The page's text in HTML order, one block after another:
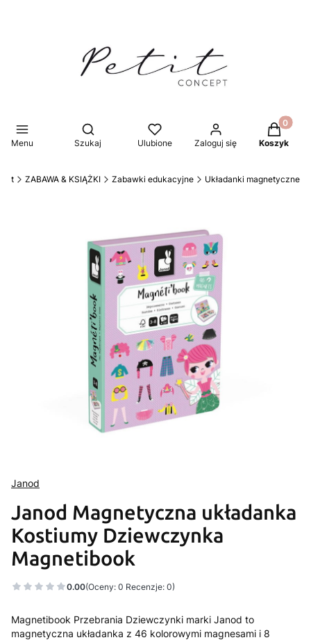
Menu
Otwórz wyszukiwarkę
Szukaj Ulubione Zaloguj się Koszyk
ZABAWA & KSIĄŻKI Zabawki edukacyjne Układanki magnetyczne
Janod
Janod Magnetyczna układanka
Kostiumy Dziewczynka
Magnetibook
0.00(Oceny: 0 Recenzje: 0)
Magnetibook Przebrania Dziewczynki marki Janod to
magnetyczna układanka z 46 kolorowymi magnesami i 8